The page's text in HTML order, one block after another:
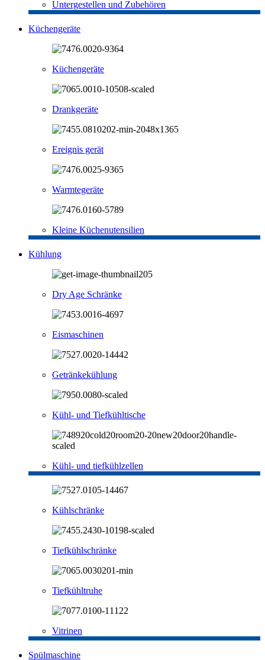
Untergestellen und Zubehören
Küchengeräte
Küchengeräte
Drankgeräte
Ereignis gerät
Warmtegeräte
Kleine Küchenutensilien
Kühlung
Dry Age Schränke
Eismaschinen
Getränkekühlung
Kühl- und Tiefkühltische
Kühl- und tiefkühlzellen
Kühlschränke
Tiefkühlschränke
Tiefkühltruhe
Vitrinen
Spülmaschine